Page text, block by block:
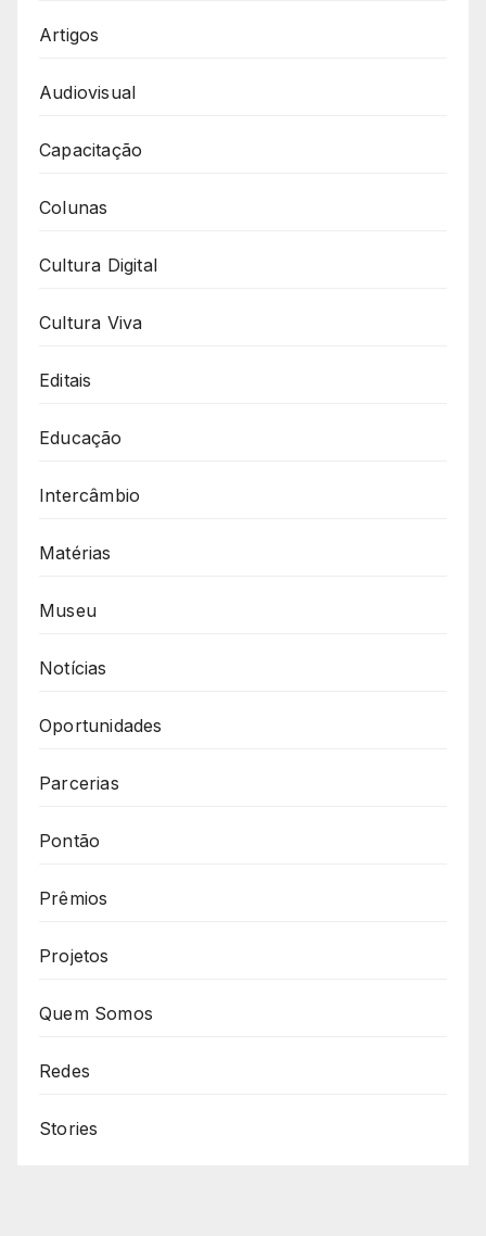
Artigos
Audiovisual
Capacitação
Colunas
Cultura Digital
Cultura Viva
Editais
Educação
Intercâmbio
Matérias
Museu
Notícias
Oportunidades
Parcerias
Pontão
Prêmios
Projetos
Quem Somos
Redes
Stories